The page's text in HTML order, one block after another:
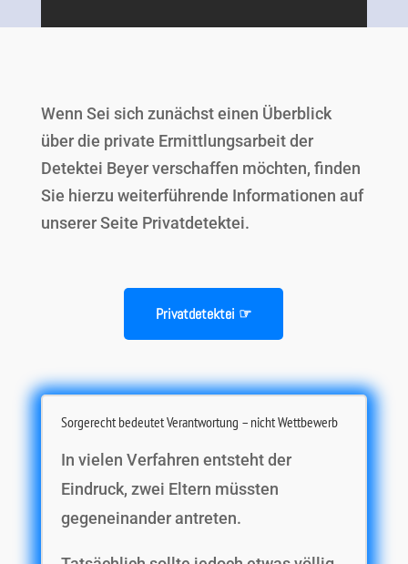
Wenn Sei sich zunächst einen Überblick
über die private Ermittlungsarbeit der
Detektei Beyer verschaffen möchten, finden
Sie hierzu weiterführende Informationen auf
unserer Seite Privatdetektei.
Privatdetektei ☞
Sorgerecht bedeutet Verantwortung – nicht Wettbewerb
In vielen Verfahren entsteht der
Eindruck, zwei Eltern müssten
gegeneinander antreten.